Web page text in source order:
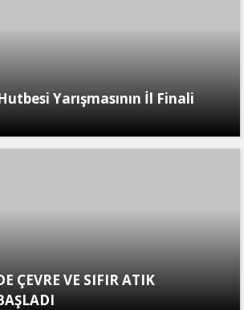
Yarışmasının İl Finali
ÇEVRE VE SIFIR ATIK